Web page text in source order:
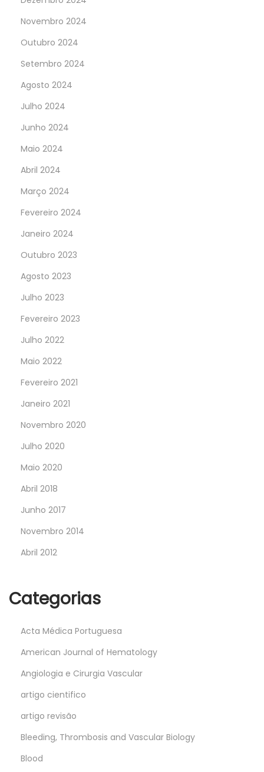
Novembro 2024
Outubro 2024
Setembro 2024
Agosto 2024
Julho 2024
Junho 2024
Maio 2024
Abril 2024
Março 2024
Fevereiro 2024
Janeiro 2024
Outubro 2023
Agosto 2023
Julho 2023
Fevereiro 2023
Julho 2022
Maio 2022
Fevereiro 2021
Janeiro 2021
Novembro 2020
Julho 2020
Maio 2020
Abril 2018
Junho 2017
Novembro 2014
Abril 2012
Categorias
Acta Médica Portuguesa
American Journal of Hematology
Angiologia e Cirurgia Vascular
artigo cientifico
artigo revisão
Bleeding, Thrombosis and Vascular Biology
Blood